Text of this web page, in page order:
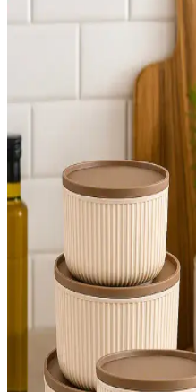
düzen sağlar, uzun ömürlü ve
14Süs 350cc ve Genel
Limonata Milkshake
İki popüler plastik limonata
özelliklerini karşılaştırarak en
yardımcı oluyoruz.
Elif Mağazacılık ve
Karşılaştırması
İki farklı plastik çatal setinin
kullanım alanları detaylı
ürünü seçin.
D-Light Melon Serisi
Yatak Odası İçin Uygun
İki farklı D-Light Melon avize
kullanım alanları
açısından detaylı bilgi edinin.